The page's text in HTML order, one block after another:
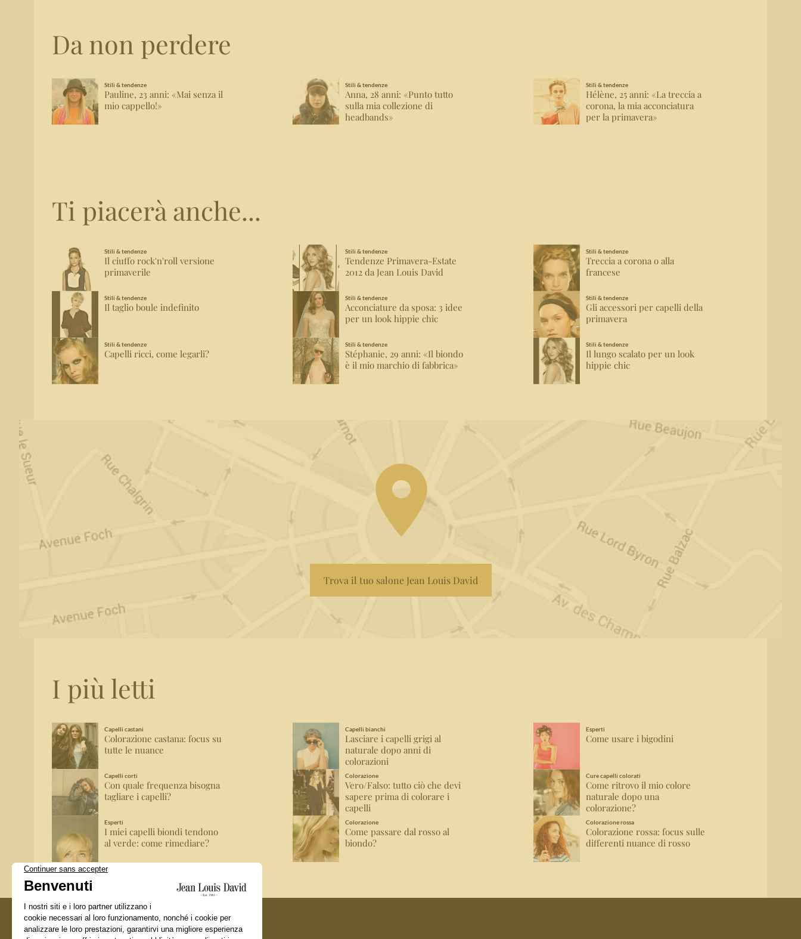
Da non perdere
Stili & tendenze
Pauline, 23 anni: «Mai senza il
mio cappello!»
Stili & tendenze
Anna, 28 anni: «Punto tutto
sulla mia collezione di
headbands»
Stili & tendenze
Hélène, 25 anni: «La treccia a
corona, la mia acconciatura
per la primavera»
Ti piacerà anche...
Stili & tendenze
Il ciuffo rock'n'roll versione
primaverile
Stili & tendenze
Tendenze Primavera-Estate
2012 da Jean Louis David
Stili & tendenze
Treccia a corona o alla
francese
Stili & tendenze
Il taglio boule indefinito
Stili & tendenze
Acconciature da sposa: 3 idee
per un look hippie chic
Stili & tendenze
Gli accessori per capelli della
primavera
Stili & tendenze
Capelli ricci, come legarli?
Stili & tendenze
Stéphanie, 29 anni: «Il biondo
è il mio marchio di fabbrica»
Stili & tendenze
Il lungo scalato per un look
hippie chic
Trova il tuo salone Jean Louis David
I più letti
Capelli castani
Colorazione castana: focus su
tutte le nuance
Capelli bianchi
Lasciare i capelli grigi al
naturale dopo anni di
colorazioni
Esperti
Come usare i bigodini
Capelli corti
Con quale frequenza bisogna
tagliare i capelli?
Colorazione
Vero/Falso: tutto ciò che devi
sapere prima di colorare i
capelli
Cure capelli colorati
Come ritrovo il mio colore
naturale dopo una
colorazione?
Esperti
I miei capelli biondi tendono
al verde: come rimediare?
Colorazione
Come passare dal rosso al
biondo?
Colorazione rossa
Colorazione rossa: focus sulle
differenti nuance di rosso